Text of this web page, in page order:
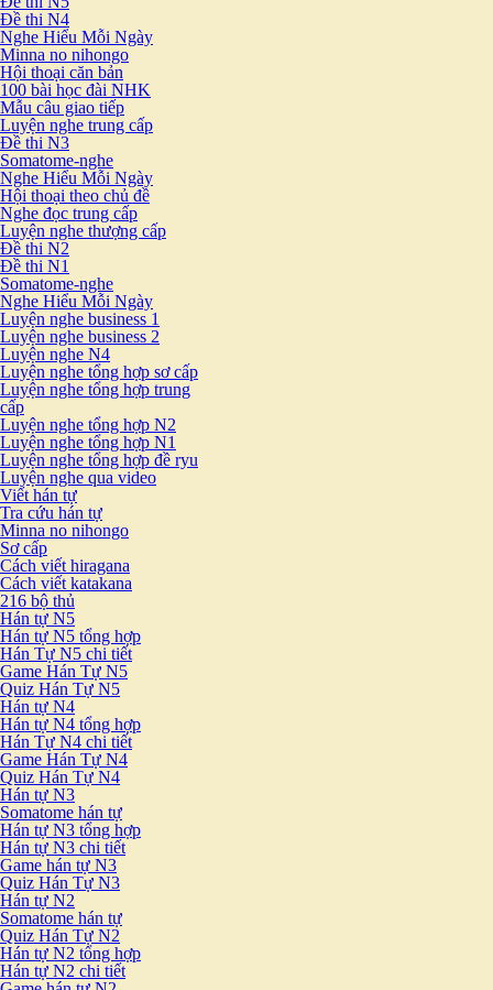
Đề thi N4
Nghe Hiểu Mỗi Ngày
Minna no nihongo
Hội thoại căn bản
100 bài học đài NHK
Mẫu câu giao tiếp
Luyện nghe trung cấp
Đề thi N3
Somatome-nghe
Nghe Hiểu Mỗi Ngày
Hội thoại theo chủ đề
Nghe đọc trung cấp
Luyện nghe thượng cấp
Đề thi N2
Đề thi N1
Somatome-nghe
Nghe Hiểu Mỗi Ngày
Luyện nghe business 1
Luyện nghe business 2
Luyện nghe N4
Luyện nghe tổng hợp sơ cấp
Luyện nghe tổng hợp trung
cấp
Luyện nghe tổng hợp N2
Luyện nghe tổng hợp N1
Luyện nghe tổng hợp đề ryu
Luyện nghe qua video
Viết hán tự
Tra cứu hán tự
Minna no nihongo
Sơ cấp
Cách viết hiragana
Cách viết katakana
216 bộ thủ
Hán tự N5
Hán tự N5 tổng hợp
Hán Tự N5 chi tiết
Game Hán Tự N5
Quiz Hán Tự N5
Hán tự N4
Hán tự N4 tổng hợp
Hán Tự N4 chi tiết
Game Hán Tự N4
Quiz Hán Tự N4
Hán tự N3
Somatome hán tự
Hán tự N3 tổng hợp
Hán tự N3 chi tiết
Game hán tự N3
Quiz Hán Tự N3
Hán tự N2
Somatome hán tự
Quiz Hán Tự N2
Hán tự N2 tổng hợp
Hán tự N2 chi tiết